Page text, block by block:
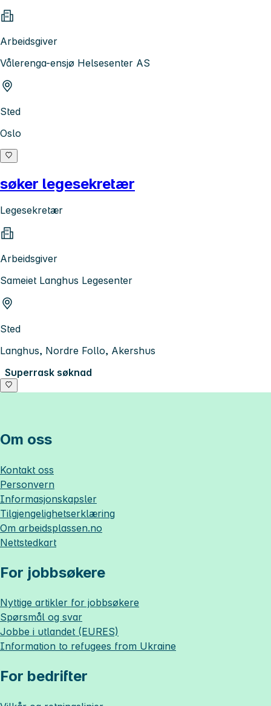
Arbeidsgiver
Vålerenga-ensjø Helsesenter AS
Sted
Oslo
søker legesekretær
Legesekretær
Arbeidsgiver
Sameiet Langhus Legesenter
Sted
Langhus, Nordre Follo, Akershus
Superrask søknad
Om oss
Kontakt oss
Personvern
Informasjonskapsler
Tilgjengelighetserklæring
Om arbeidsplassen.no
Nettstedkart
For jobbsøkere
Nyttige artikler for jobbsøkere
Spørsmål og svar
Jobbe i utlandet (EURES)
Information to refugees from Ukraine
For bedrifter